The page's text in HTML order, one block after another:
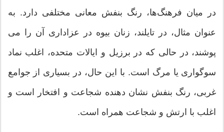
در میان فرهنگ‌ها، رنگ بنفش معانی مختلفی دارد. به
عنوان مثال، در تایلند، زنان بیوه در عزاداری آن را می
پوشند، در حالی که در برزیل و ایالات متحده، اغلب نماد
سوگواری یا مرگ است. با این حال، در بسیاری از جوامع
غربی، رنگ بنفش نشان دهنده شجاعت و افتخار است و
اغلب با ارتش و شجاعت همراه است.